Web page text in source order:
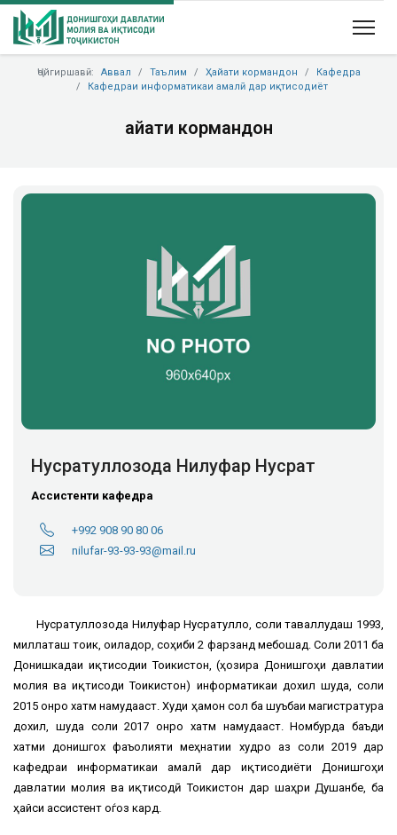
Ҷойгиршавӣ: Аввал Таълим Ҳайати кормандон
Кафедра
Кафедраи информатикаи амалӣ дар иқтисодиёт
Ҳайати кормандон
Нусратуллозода Нилуфар Нусрат
Ассистенти кафедра
+992 908 90 80 06
nilufar-93-93-93@mail.ru
Нусратуллозода Нилуфар Нусратулло, соли таваллудаш 1993,
миллаташ тоҷик, оиладор, соҳиби 2 фарзанд мебошад. Соли 2011 ба
Донишкадаи иқтисодии Тоҷикистон, (ҳозира Донишгоҳи давлатии
молия ва иқтисоди Тоҷикистон) информатикаи дохил шуда, соли
2015 онро хатм намудааст. Худи ҳамон сол ба шуъбаи магистратура
дохил, шуда соли 2017 онро хатм намудааст. Номбурда баъди
хатми донишгох фаъолияти меҳнатии худро аз соли 2019 дар
кафедраи информатикаи амалӣ дар иқтисодиёти Донишгоҳи
давлатии молия ва иқтисодӣ Тоҷикистон дар шаҳри Душанбе, ба
ҳайси ассистент оѓоз кард.